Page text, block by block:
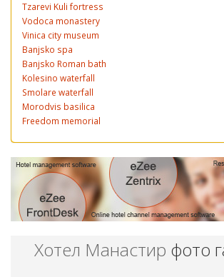
Tzarevi Kuli fortress
Vodoca monastery
Vinica city museum
Banjsko spa
Banjsko Roman bath
Kolesino waterfall
Smolare waterfall
Morodvis basilica
Freedom memorial
Хотел Манастир фото